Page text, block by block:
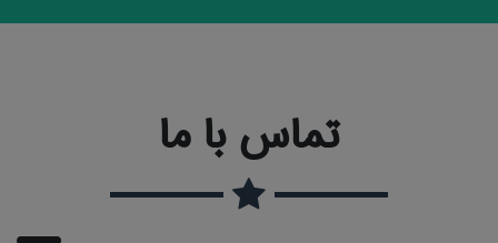
تماس با ما